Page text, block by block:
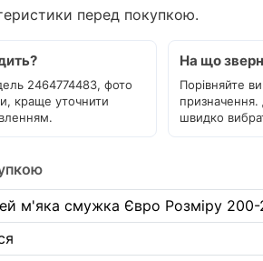
перед покупкою.
2464774483, фото
краще уточнити
На що
Порівняйте
призначення.
швидко
м'яка смужка Євро Розміру 200-